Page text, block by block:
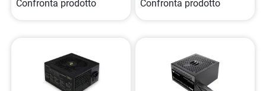
Confronta prodotto Confronta prodotto